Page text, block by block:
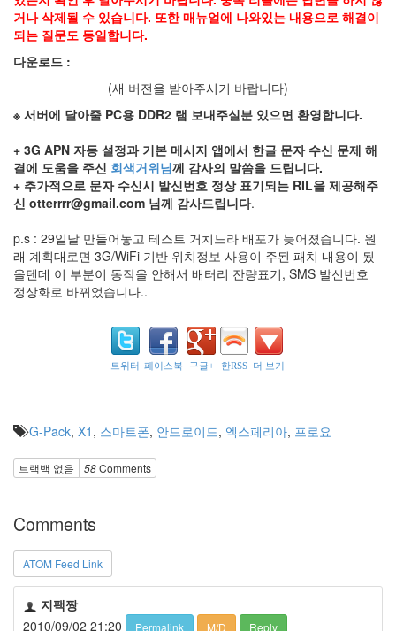
거나 삭제될 수 있습니다. 또한 매뉴얼에 나와있는 내용으로 해결이
되는 질문도 동일합니다.
다운로드 :
(새 버전을 받아주시기 바랍니다)
※ 서버에 달아줄 PC용 DDR2 램 보내주실분 있으면 환영합니다.
+ 3G APN 자동 설정과 기본 메시지 앱에서 한글 문자 수신 문제 해
결에 도움을 주신 회색거위님께 감사의 말씀을 드립니다.
+ 추가적으로 문자 수신시 발신번호 정상 표기되는 RIL을 제공해주
신 otterrrr@gmail.com 님께 감사드립니다.
p.s : 29일날 만들어놓고 테스트 거치느라 배포가 늦어졌습니다. 원
래 계획대로면 3G/WiFi 기반 위치정보 사용이 주된 패치 내용이 됬
을텐데 이 부분이 동작을 안해서 배터리 잔량표기, SMS 발신번호
정상화로 바뀌었습니다..
트위터 페이스북 구글+ 한RSS 더 보기
G-Pack, X1 , 스마트폰, 안드로이드, 엑스페리아, 프로요
트랙백 없음 58Comments
Comments
ATOM Feed Link
지팩짱
2010/09/02 21:20
Permalink M/D Reply
워
트
기
식
원
더
픽
스
문
법
Notices
Find!